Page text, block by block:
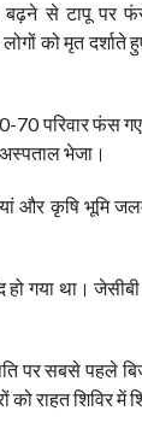
बढ़ने से टापू पर
को मृत दर्शाते
परिवार फंस
अस्पताल भेजा।
कृषि भूमि
हो गया था।
पर सबसे पहले
राहत शिविर में